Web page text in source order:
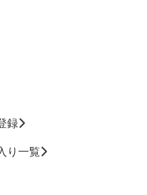
録
り一覧